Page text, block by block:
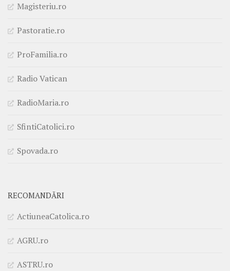
Magisteriu.ro
Pastoratie.ro
ProFamilia.ro
Radio Vatican
RadioMaria.ro
SfintiCatolici.ro
Spovada.ro
RECOMANDĂRI
ActiuneaCatolica.ro
AGRU.ro
ASTRU.ro